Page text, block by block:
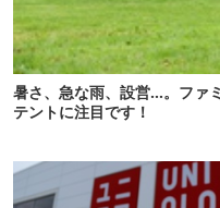
暑さ、急な雨、設営…。ファ
テントに注目です！